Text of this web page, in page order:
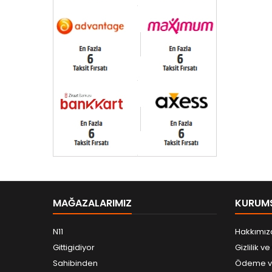
MAĞAZALARIMIZ
N11
Gittigidiyor
Sahibinden
Gizlilik
Ödeme